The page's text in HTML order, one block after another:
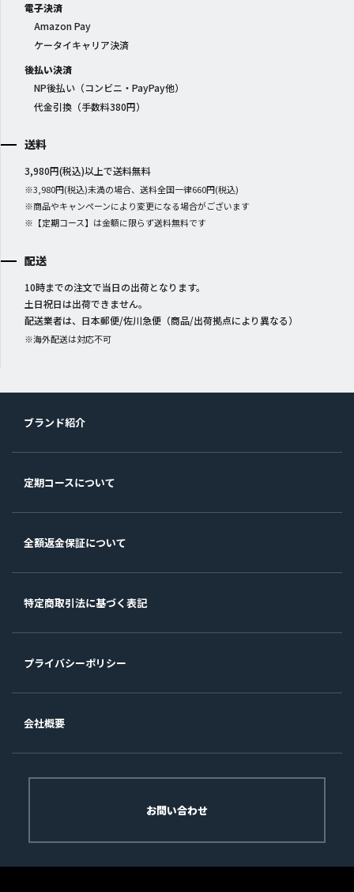
電子決済
Amazon Pay
ケータイキャリア決済
後払い決済
NP後払い（コンビニ・PayPay他）
代金引換（手数料380円）
送料
3,980円(税込)以上で送料無料
※3,980円(税込)未満の場合、送料全国一律660円(税込)
※商品やキャンペーンにより変更になる場合がございます
※【定期コース】は金額に限らず送料無料です
配送
10時までの注文で当日の出荷となります。
土日祝日は出荷できません。
配送業者は、日本郵便/佐川急便（商品/出荷拠点により異なる）
※海外配送は対応不可
ブランド紹介
定期コースについて
全額返金保証について
特定商取引法に基づく表記
プライバシーポリシー
会社概要
お問い合わせ